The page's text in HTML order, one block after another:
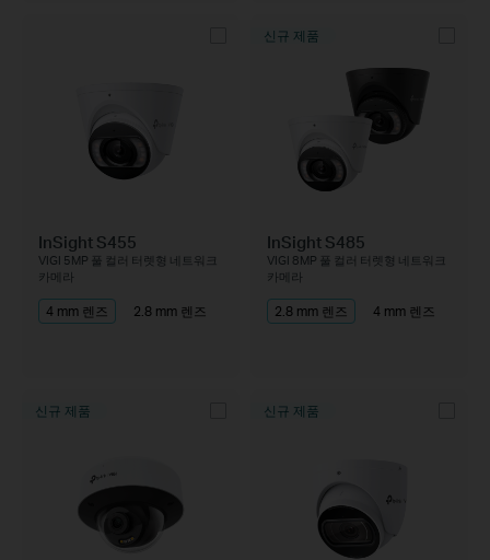
InSight S455
VIGI 5MP 풀 컬러 터렛형 네트워크
카메라
4 mm 렌즈 2.8 mm 렌즈
신규 제품
InSight S485
VIGI 8MP 풀 컬러 터렛형 네트워크
카메라
2.8 mm 렌즈 4 mm 렌즈
신규 제품 신규 제품